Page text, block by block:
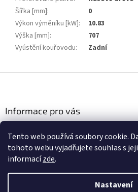
Tento web používá soubory cookie.
tohoto webu vyjadřujete souhlas s
informacízde.
Nastavení
Šířka [mm]:
0
Výkon výměníku [kW]:
10.83
Výška [mm]:
707
Vyústění kouřovodu: Zadní
t
Informace pro vás
Obchodní podmínky
Vytvořil